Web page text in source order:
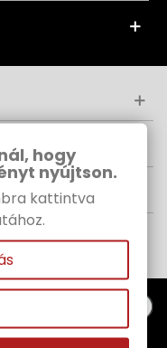
hogy
nyújtson.
kattintva